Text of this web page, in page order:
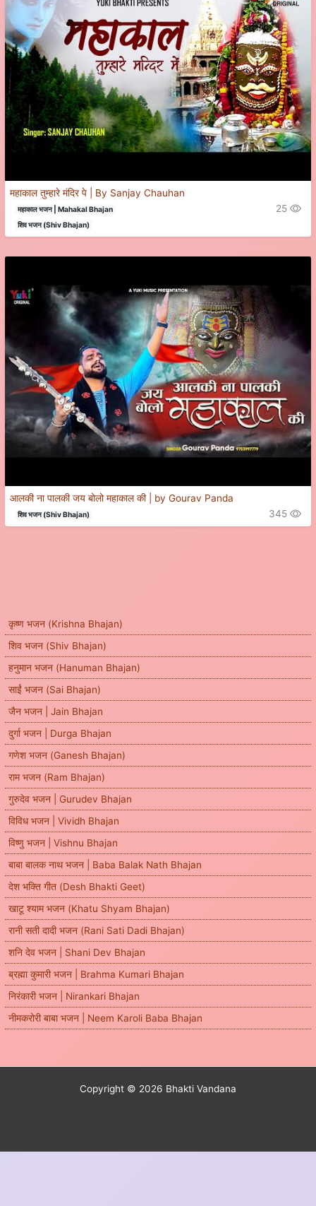
कृष्ण भजन (Krishna Bhajan)
शिव भजन (Shiv Bhajan)
हनुमान भजन (Hanuman Bhajan)
साईं भजन (Sai Bhajan)
जैन भजन | Jain Bhajan
दुर्गा भजन | Durga Bhajan
गणेश भजन (Ganesh Bhajan)
राम भजन (Ram Bhajan)
गुरुदेव भजन | Gurudev Bhajan
विविध भजन | Vividh Bhajan
विष्णु भजन | Vishnu Bhajan
बाबा बालक नाथ भजन | Baba Balak Nath Bhajan
देश भक्ति गीत (Desh Bhakti Geet)
खाटू श्याम भजन (Khatu Shyam Bhajan)
रानी सती दादी भजन (Rani Sati Dadi Bhajan)
शनि देव भजन | Shani Dev Bhajan
ब्रह्मा कुमारी भजन | Brahma Kumari Bhajan
निरंकारी भजन | Nirankari Bhajan
नीमकरोरी बाबा भजन | Neem Karoli Baba Bhajan
महाकाल तुम्हारे मंदिर पे | By Sanjay Chauhan
महाकाल भजन | Mahakal Bhajan
शिव भजन (Shiv Bhajan)
25
आलकी ना पालकी जय बोलो महाकाल की | by Gourav Panda
शिव भजन (Shiv Bhajan) 345
Copyright © 2026 Bhakti Vandana